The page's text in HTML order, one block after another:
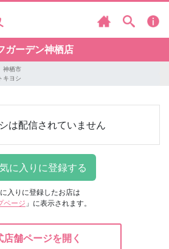
ガーデン神栖店
神栖市
キヨシ
は配信されていません
入りに登録したお店は
ページ 」に表示されます。
店舗ページを開く